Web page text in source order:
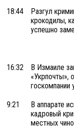
18:44
Разгул
крокодилы,
успешно
16:32
В Измаиле
«Укрпочты»,
госкомпании
9:21
В аппарате
кадровый
местных